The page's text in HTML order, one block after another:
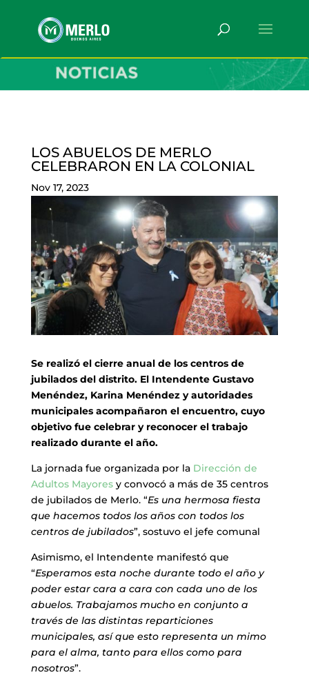
LOS ABUELOS DE MERLO
CELEBRARON EN LA COLONIAL
Nov 17, 2023
Se realizó el cierre anual de los centros de
jubilados del distrito. El Intendente Gustavo
Menéndez, Karina Menéndez y autoridades
municipales acompañaron el encuentro, cuyo
objetivo fue celebrar y reconocer el trabajo
realizado durante el año.
La jornada fue organizada por la Dirección de
Adultos Mayoresy convocó a más de 35 centros
de jubilados de Merlo. “Es una hermosa fiesta
que hacemos todos los años con todos los
centros de jubilados”, sostuvo el jefe comunal
Asimismo, el Intendente manifestó que
“Esperamos esta noche durante todo el año y
poder estar cara a cara con cada uno de los
abuelos. Trabajamos mucho en conjunto a
través de las distintas reparticiones
municipales, así que esto representa un mimo
para el alma, tanto para ellos como para
nosotros”.